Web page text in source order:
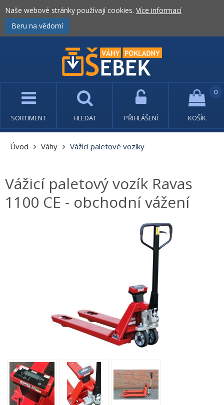
Naše webové stránky používají cookies. Více informací
Beru na vědomí
SORTIMENT HLEDAT PŘIHLÁŠENÍ KOŠÍK
0
Úvod Váhy Vážicí paletové vozíky
Vážicí paletový vozík Ravas
1100 CE - obchodní vážení